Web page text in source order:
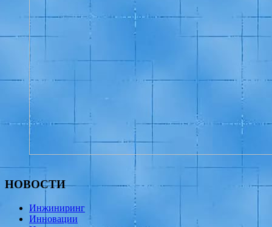
НОВОСТИ
Инжиниринг
Инновации